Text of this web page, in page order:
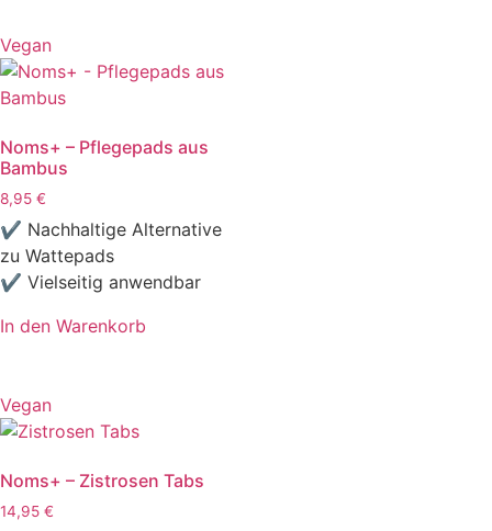
Vegan
Noms+ – Pflegepads aus
Bambus
8,95 €
✔ Nachhaltige Alternative
zu Wattepads
✔ Vielseitig anwendbar
In den Warenkorb
Vegan
Noms+ – Zistrosen Tabs
14,95 €